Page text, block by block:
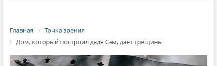
Главная
Точка зрения
Дом, который построил дядя Сэм, даёт трещины